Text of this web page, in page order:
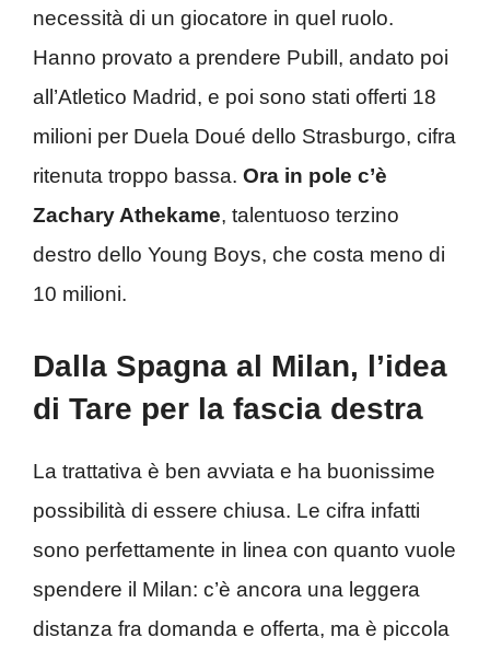
necessità di un giocatore in quel ruolo.
Hanno provato a prendere Pubill, andato poi
all’Atletico Madrid, e poi sono stati offerti 18
milioni per Duela Doué dello Strasburgo, cifra
ritenuta troppo bassa. Ora in pole c’è
Zachary Athekame, talentuoso terzino
destro dello Young Boys, che costa meno di
10 milioni.
Dalla Spagna al Milan, l’idea
di Tare per la fascia destra
La trattativa è ben avviata e ha buonissime
possibilità di essere chiusa. Le cifra infatti
sono perfettamente in linea con quanto vuole
spendere il Milan: c’è ancora una leggera
distanza fra domanda e offerta, ma è piccola